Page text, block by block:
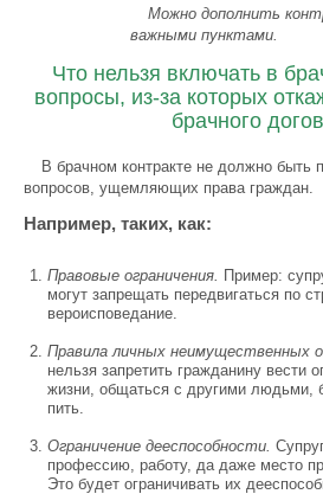
Можно дополнить
важными пунктами.
Что нельзя включать в
вопросы, из-за которых
брачного
В брачном контракте не должно быть
вопросов, ущемляющих права граждан.
Например, таких, как:
Правовые ограничения. Пример:
могут запрещать передвигаться по
вероисповедание.
Правила личных неимущественных
нельзя запретить гражданину вести
жизни, общаться с другими людьми,
пить.
Ограничение дееспособности.
профессию, работу, да даже место
Это будет ограничивать их